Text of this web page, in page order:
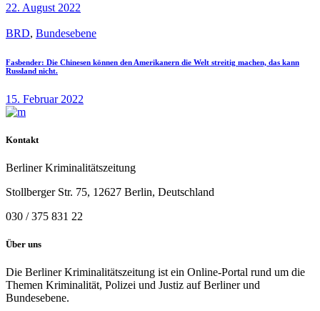
22. August 2022
BRD, Bundesebene
Fasbender: Die Chinesen können den Amerikanern die Welt streitig machen, das kann
Russland nicht.
15. Februar 2022
Kontakt
Berliner Kriminalitätszeitung
Stollberger Str. 75, 12627 Berlin, Deutschland
030 / 375 831 22
Über uns
Die Berliner Kriminalitätszeitung ist ein Online-Portal rund um die
Themen Kriminalität, Polizei und Justiz auf Berliner und
Bundesebene.